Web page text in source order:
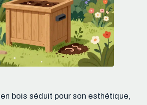
bois séduit pour son esthétique,